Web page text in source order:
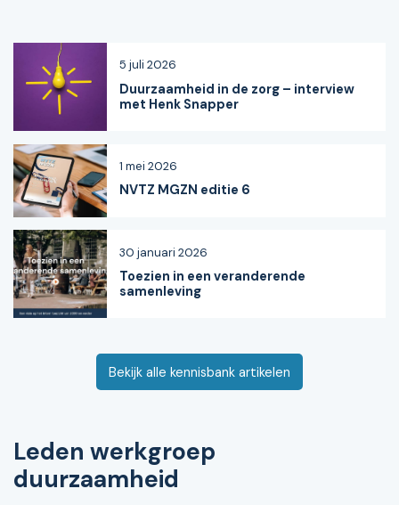
Duurzaamheid in de zorg – interview
met Henk Snapper
5 juli 2026
NVTZ MGZN editie 6
1 mei 2026
Toezien in een veranderende
samenleving
30 januari 2026
Bekijk alle kennisbank artikelen
Leden werkgroep
duurzaamheid